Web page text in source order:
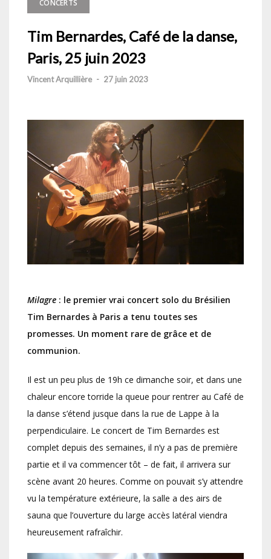
CONCERTS
Tim Bernardes, Café de la danse,
Paris, 25 juin 2023
Vincent Arquillière - 27 juin 2023
Milagre : le premier vrai concert solo du Brésilien
Tim Bernardes à Paris a tenu toutes ses
promesses. Un moment rare de grâce et de
communion.
Il est un peu plus de 19h ce dimanche soir, et dans une
chaleur encore torride la queue pour rentrer au Café de
la danse s’étend jusque dans la rue de Lappe à la
perpendiculaire. Le concert de Tim Bernardes est
complet depuis des semaines, il n’y a pas de première
partie et il va commencer tôt – de fait, il arrivera sur
scène avant 20 heures. Comme on pouvait s’y attendre
vu la température extérieure, la salle a des airs de
sauna que l’ouverture du large accès latéral viendra
heureusement rafraîchir.